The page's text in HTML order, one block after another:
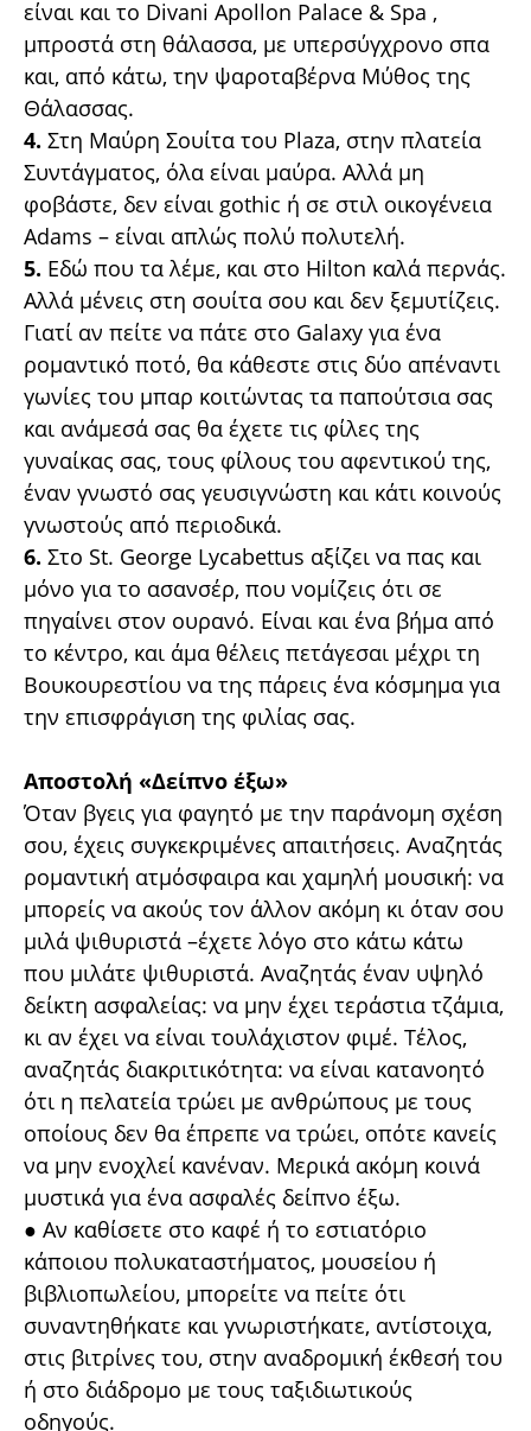
είναι και το Divani Apollon Palace & Spa ,
μπροστά στη θάλασσα, με υπερσύγχρονο σπα
και, από κάτω, την ψαροταβέρνα Μύθος της
Θάλασσας.
4. Στη Μαύρη Σουίτα του Plaza, στην πλατεία
Συντάγματος, όλα είναι μαύρα. Αλλά μη
φοβάστε, δεν είναι gothic ή σε στιλ οικογένεια
Adams – είναι απλώς πολύ πολυτελή.
5. Εδώ που τα λέμε, και στο Hilton καλά περνάς.
Αλλά μένεις στη σουίτα σου και δεν ξεμυτίζεις.
Γιατί αν πείτε να πάτε στο Galaxy για ένα
ρομαντικό ποτό, θα κάθεστε στις δύο απέναντι
γωνίες του μπαρ κοιτώντας τα παπούτσια σας
και ανάμεσά σας θα έχετε τις φίλες της
γυναίκας σας, τους φίλους του αφεντικού της,
έναν γνωστό σας γευσιγνώστη και κάτι κοινούς
γνωστούς από περιοδικά.
6. Στο St. George Lycabettus αξίζει να πας και
μόνο για το ασανσέρ, που νομίζεις ότι σε
πηγαίνει στον ουρανό. Είναι και ένα βήμα από
το κέντρο, και άμα θέλεις πετάγεσαι μέχρι τη
Βουκουρεστίου να της πάρεις ένα κόσμημα για
την επισφράγιση της φιλίας σας.
Αποστολή «Δείπνο έξω»
Όταν βγεις για φαγητό με την παράνομη σχέση
σου, έχεις συγκεκριμένες απαιτήσεις. Αναζητάς
ρομαντική ατμόσφαιρα και χαμηλή μουσική: να
μπορείς να ακούς τον άλλον ακόμη κι όταν σου
μιλά ψιθυριστά –έχετε λόγο στο κάτω κάτω
που μιλάτε ψιθυριστά. Αναζητάς έναν υψηλό
δείκτη ασφαλείας: να μην έχει τεράστια τζάμια,
κι αν έχει να είναι τουλάχιστον φιμέ. Τέλος,
αναζητάς διακριτικότητα: να είναι κατανοητό
ότι η πελατεία τρώει με ανθρώπους με τους
οποίους δεν θα έπρεπε να τρώει, οπότε κανείς
να μην ενοχλεί κανέναν. Μερικά ακόμη κοινά
μυστικά για ένα ασφαλές δείπνο έξω.
● Αν καθίσετε στο καφέ ή το εστιατόριο
κάποιου πολυκαταστήματος, μουσείου ή
βιβλιοπωλείου, μπορείτε να πείτε ότι
συναντηθήκατε και γνωριστήκατε, αντίστοιχα,
στις βιτρίνες του, στην αναδρομική έκθεσή του
ή στο διάδρομο με τους ταξιδιωτικούς
οδηγούς.